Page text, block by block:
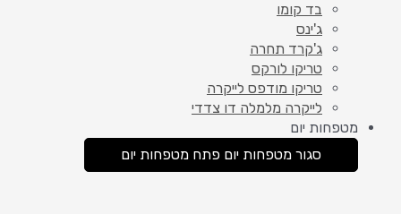
בד קומו
ג'ינס
ג'קרד תחרה
טריקו לורקס
טריקו מודפס לייקרה
לייקרה מלמלה דו צדדי
מטפחות יום
סגור מטפחות יום פתח מטפחות יום